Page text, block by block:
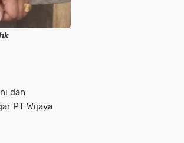
dan
PT Wijaya